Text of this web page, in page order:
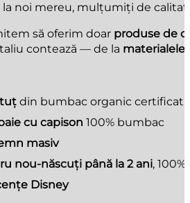
la noi mereu, mulțumiți de
să oferim doar produse de
contează — de la materialele
din bumbac organic certificat
cu capison 100% bumbac
masiv
nou-născuți până la 2 ani,
Disney